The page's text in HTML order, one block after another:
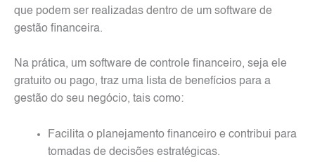
que podem ser realizadas dentro de um software de
gestão financeira.
Na prática, um software de controle financeiro, seja ele
gratuito ou pago, traz uma lista de benefícios para a
gestão do seu negócio, tais como:
Facilita o planejamento financeiro e contribui para
tomadas de decisões estratégicas.